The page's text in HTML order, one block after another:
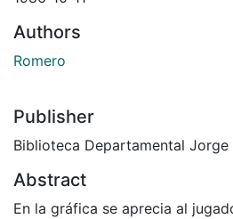
Authors
Romero
Publisher
Biblioteca Departamental Jorge
Abstract
En la gráfica se aprecia al